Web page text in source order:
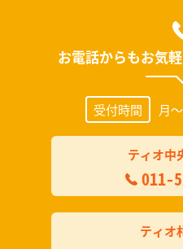
お電話からもお気
受付時間 月
ティオ中
011-
ティオ